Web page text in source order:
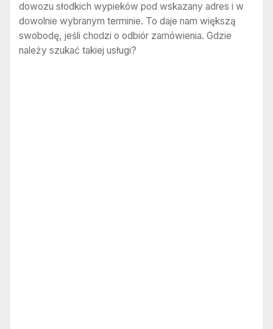
dowozu słodkich wypieków pod wskazany adres i w
dowolnie wybranym terminie. To daje nam większą
swobodę, jeśli chodzi o odbiór zamówienia. Gdzie
należy szukać takiej usługi?